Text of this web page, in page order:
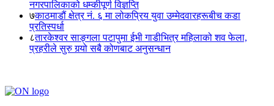
नगरपालिकाको धम्कीपूर्ण विज्ञप्ति
७काठमाडौं क्षेत्र नं. ६ मा लोकप्रिय युवा उम्मेदवारहरूबीच कडा
प्रतिस्पर्धा
८तारकेश्वर साङ्गला पटापुमा ईभी गाडीभित्र महिलाको शव फेला,
प्रहरीले सुरु गर्‍यो सबै कोणबाट अनुसन्धान